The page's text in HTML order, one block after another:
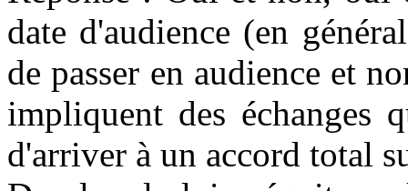
date d'audience (en
de passer en audience et
impliquent des échanges
d'arriver à un accord total